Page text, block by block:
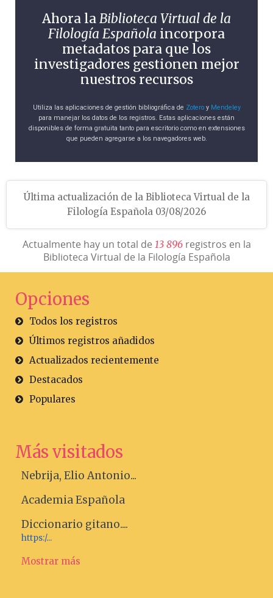
Ahora laBiblioteca Virtual de la
Filología Española incorpora
metadatos para que los
investigadores gestionen mejor
nuestros recursos
Utiliza las aplicaciones de gestión bibliográfica de Zoteroy Mendeley
para manejar los datos de los registros. Estas aplicaciones están
disponibles de forma gratuita tanto para escritorio como en extensiones
que pueden agregarse a los navegadores web.
Última actualización de la Biblioteca Virtual de la
Filología Española 03/08/2026
Actualmente hay un total de 13 896registros en la
Biblioteca Virtual de la Filología Española
Opciones
Todos los registros
Últimos registros añadidos
Actualizados recientemente
Destacados
Populares
Más visitados
Nebrija, Elio Antonio...
Academia Española
Diccionario gitano....
https:/...
Mostrar más